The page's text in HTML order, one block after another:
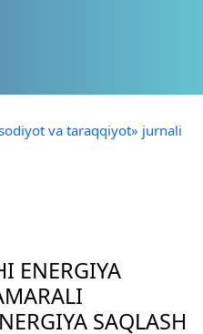
va taraqqiyot» jurnali
ENERGIYA
SAQLASH